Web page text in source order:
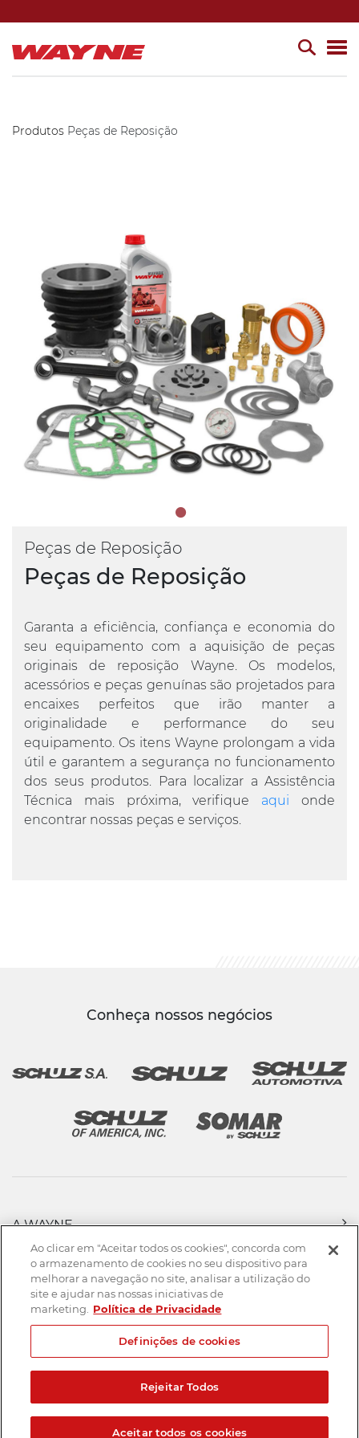
Produtos Peças de Reposição
Peças de Reposição
Peças de Reposição
Garanta a eficiência, confiança e economia do
seu equipamento com a aquisição de peças
originais de reposição Wayne. Os modelos,
acessórios e peças genuínas são projetados para
encaixes perfeitos que irão manter a
originalidade e performance do seu
equipamento. Os itens Wayne prolongam a vida
útil e garantem a segurança no funcionamento
dos seus produtos. Para localizar a Assistência
Técnica mais próxima, verifique aqui onde
encontrar nossas peças e serviços.
Conheça nossos negócios
A WAYNE
PRODUTOS
FORÇA DE VENDAS
ASSISTÊNCIA TÉCNICA
DOWNLOADS
CONTATO
Created by
Ao clicar em "Aceitar todos os cookies", concorda com
o armazenamento de cookies no seu dispositivo para
melhorar a navegação no site, analisar a utilização do
site e ajudar nas nossas iniciativas de
marketing.
Política de Privacidade
Definições de cookies
Rejeitar Todos
Aceitar todos os cookies